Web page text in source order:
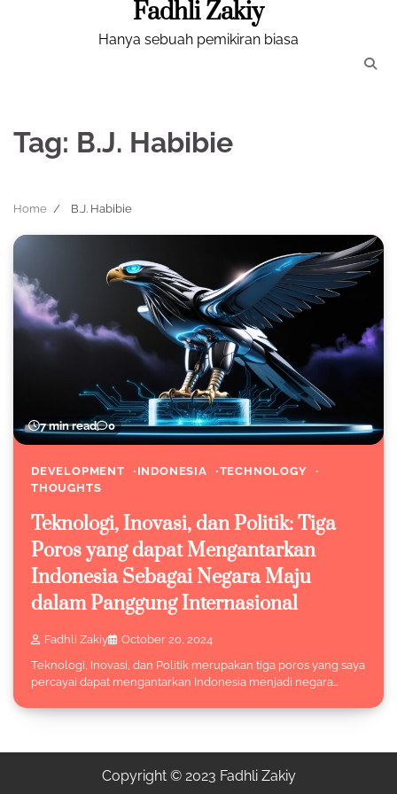
Fadhli Zakiy
Hanya sebuah pemikiran biasa
Tag: B.J. Habibie
Home B.J. Habibie
7 min read 0
DEVELOPMENT INDONESIA
TECHNOLOGY
THOUGHTS
Teknologi, Inovasi, dan Politik: Tiga
Poros yang dapat Mengantarkan
Indonesia Sebagai Negara Maju
dalam Panggung Internasional
Fadhli Zakiy
October 20, 2024
Teknologi, Inovasi, dan Politik merupakan tiga poros yang saya
percayai dapat mengantarkan Indonesia menjadi negara…